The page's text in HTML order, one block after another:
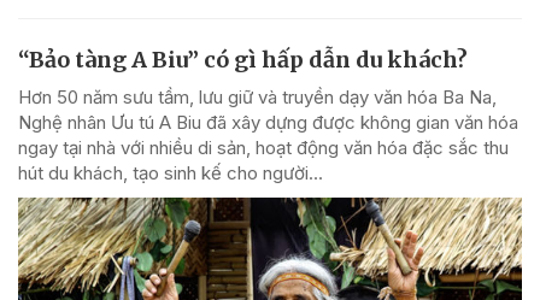
“Bảo tàng A Biu” có gì hấp dẫn du khách?
Hơn 50 năm sưu tầm, lưu giữ và truyền dạy văn hóa Ba Na,
Nghệ nhân Ưu tú A Biu đã xây dựng được không gian văn hóa
ngay tại nhà với nhiều di sản, hoạt động văn hóa đặc sắc thu
hút du khách, tạo sinh kế cho người...